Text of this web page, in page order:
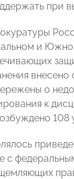
при
и
о
к
108
с